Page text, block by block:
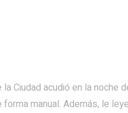
Ciudad acudió en la noche
manual. Además, le